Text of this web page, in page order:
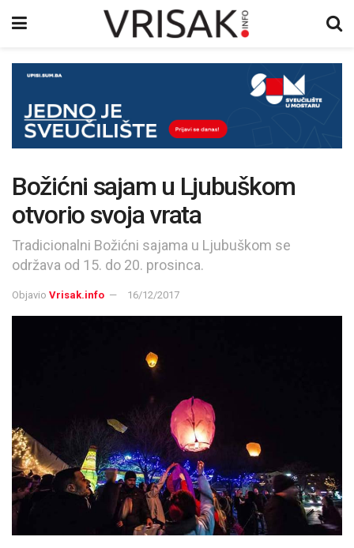
Božićni sajam u Ljubuškom
otvorio svoja vrata
Tradicionalni Božićni sajama u Ljubuškom se
održava od 15. do 20. prosinca.
Objavio Vrisak.info 16/12/2017